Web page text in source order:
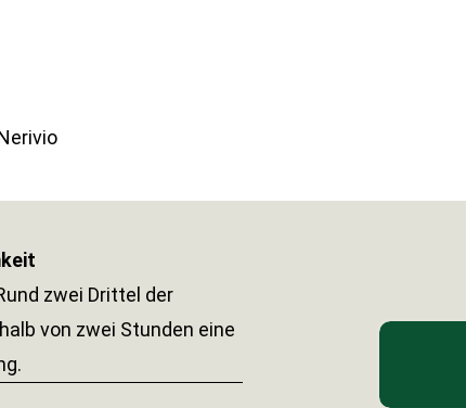
zwei Drittel der
von zwei Stunden eine